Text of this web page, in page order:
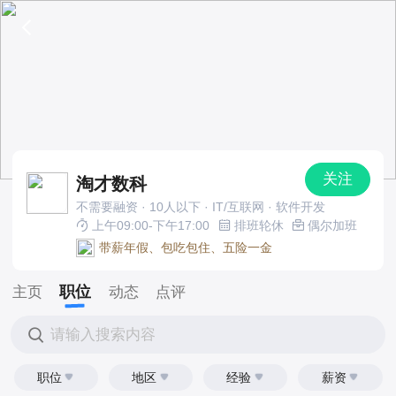
淘才数科 关注
不需要融资 · 10人以下 · IT/互联网 · 软件开发
上午09:00-下午17:00
排班轮休
偶尔加班
带薪年假、包吃包住、五险一金
主页 职位 动态 点评
请输入搜索内容
职位 地区 经验 薪资